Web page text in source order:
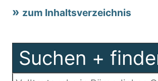
zum Inhaltsverzeichnis
Suchen +